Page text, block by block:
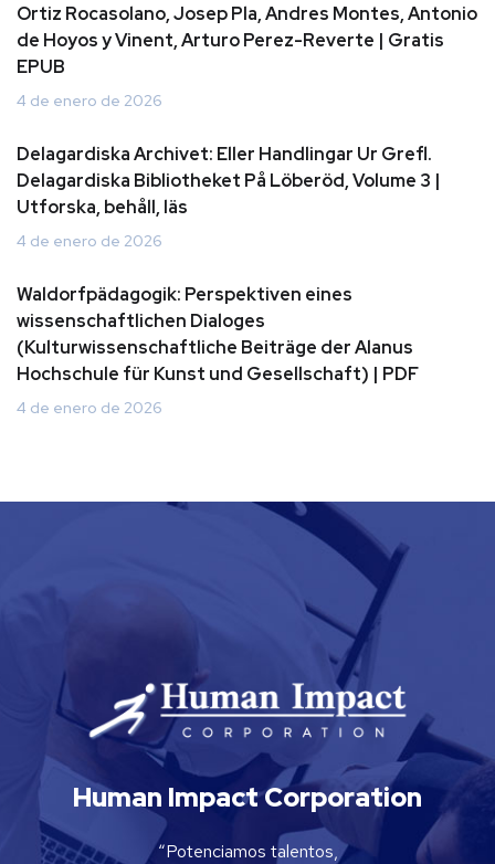
Ortiz Rocasolano, Josep Pla, Andres Montes, Antonio
de Hoyos y Vinent, Arturo Perez-Reverte | Gratis
EPUB
4 de enero de 2026
Delagardiska Archivet: Eller Handlingar Ur Grefl.
Delagardiska Bibliotheket På Löberöd, Volume 3 |
Utforska, behåll, läs
4 de enero de 2026
Waldorfpädagogik: Perspektiven eines
wissenschaftlichen Dialoges
(Kulturwissenschaftliche Beiträge der Alanus
Hochschule für Kunst und Gesellschaft) | PDF
4 de enero de 2026
Human Impact Corporation
“Potenciamos talentos,